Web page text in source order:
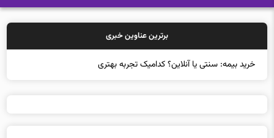
برترین عناوین خبری
خرید بیمه: سنتی یا آنلاین؟ کدامیک تجربه بهتری برای مشتریان ای